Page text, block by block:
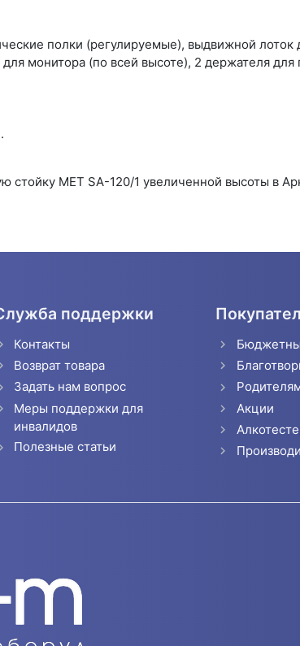
полки (регулируемые), выдвижной лоток
монитора (по всей высоте), 2 держателя
стойку МЕТ SA-120/1 увеличенной высоты
поддержки
Контакты
Возврат товара
Задать нам вопрос
Меры поддержки для
инвалидов
Полезные статьи
Акции